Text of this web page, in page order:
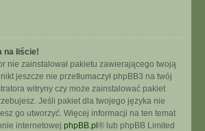
na liście!
nie zainstalował pakietu zawierającego twoją
jeszcze nie przetłumaczył phpBB3 na twój
witryny czy może zainstalować pakiet
Jeśli pakiet dla twojego języka nie
go utworzyć. Więcej informacji na ten temat
internetowej phpBB.pl ® lub phpBB Limited